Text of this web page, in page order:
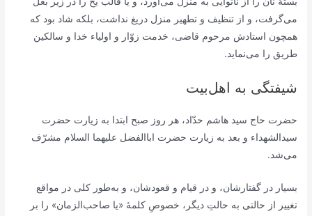
می‌گرفت، و از تنظیف و تطهیر منزل دریغ نداشت، بلکه شاد بود که
همچون استادش مرحوم قاضی، خدمت زوّار و اولیاء خدا و سالکین
طریق را می‌نماید.
شیفتگی به اهل‌بیت
حضرت حاج سید هاشم حدّاد، هر روز صبح ابتدا به زیارت حضرت
سیدالشهداء و بعد به زیارت حضرت اباالفضل علیهما السلام مشرّف
می‌شد.
بسیار در گفتارشان، و در قیام و قعودشان، و به‌طور کلی در مواقع
تغییر از حالتی به‌ حالتِ دیگر، خصوصِ کلمۀ «یا صاحب‌الزمان» را بر